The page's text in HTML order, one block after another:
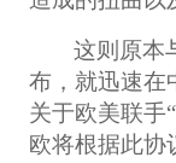
这则原本
布，就迅速在
关于欧美联手
欧将根据此协